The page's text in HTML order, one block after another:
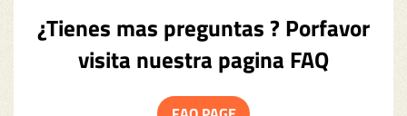
¿Tienes mas preguntas ? Porfavor
visita nuestra pagina FAQ